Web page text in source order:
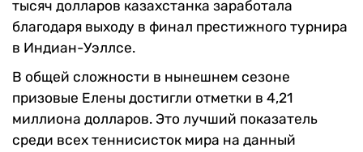
тысяч долларов казахстанка заработала
благодаря выходу в финал престижного турнира
в Индиан-Уэллсе.
В общей сложности в нынешнем сезоне
призовые Елены достигли отметки в 4,21
миллиона долларов. Это лучший показатель
среди всех теннисисток мира на данный